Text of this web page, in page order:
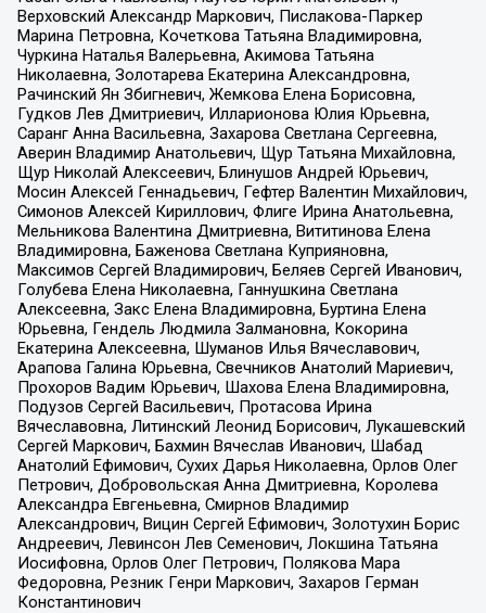
Верховский Александр Маркович, Пислакова-Паркер
Марина Петровна, Кочеткова Татьяна Владимировна,
Чуркина Наталья Валерьевна, Акимова Татьяна
Николаевна, Золотарева Екатерина Александровна,
Рачинский Ян Збигневич, Жемкова Елена Борисовна,
Гудков Лев Дмитриевич, Илларионова Юлия Юрьевна,
Саранг Анна Васильевна, Захарова Светлана Сергеевна,
Аверин Владимир Анатольевич, Щур Татьяна Михайловна,
Щур Николай Алексеевич, Блинушов Андрей Юрьевич,
Мосин Алексей Геннадьевич, Гефтер Валентин Михайлович,
Симонов Алексей Кириллович, Флиге Ирина Анатольевна,
Мельникова Валентина Дмитриевна, Вититинова Елена
Владимировна, Баженова Светлана Куприяновна,
Максимов Сергей Владимирович, Беляев Сергей Иванович,
Голубева Елена Николаевна, Ганнушкина Светлана
Алексеевна, Закс Елена Владимировна, Буртина Елена
Юрьевна, Гендель Людмила Залмановна, Кокорина
Екатерина Алексеевна, Шуманов Илья Вячеславович,
Арапова Галина Юрьевна, Свечников Анатолий Мариевич,
Прохоров Вадим Юрьевич, Шахова Елена Владимировна,
Подузов Сергей Васильевич, Протасова Ирина
Вячеславовна, Литинский Леонид Борисович, Лукашевский
Сергей Маркович, Бахмин Вячеслав Иванович, Шабад
Анатолий Ефимович, Сухих Дарья Николаевна, Орлов Олег
Петрович, Добровольская Анна Дмитриевна, Королева
Александра Евгеньевна, Смирнов Владимир
Александрович, Вицин Сергей Ефимович, Золотухин Борис
Андреевич, Левинсон Лев Семенович, Локшина Татьяна
Иосифовна, Орлов Олег Петрович, Полякова Мара
Федоровна, Резник Генри Маркович, Захаров Герман
Константинович